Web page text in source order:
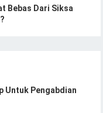
Bebas Dari Siksa
Untuk Pengabdian